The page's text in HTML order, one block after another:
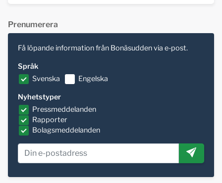
Prenumerera
Få löpande information från Bonäsudden via e-post.
Språk
Svenska
Engelska
Nyhetstyper
Pressmeddelanden
Rapporter
Bolagsmeddelanden